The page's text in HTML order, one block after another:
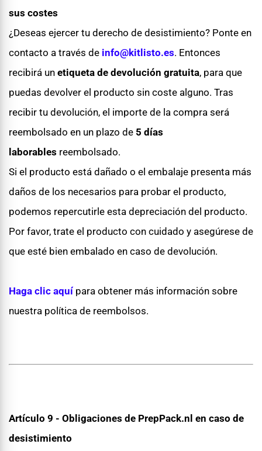
sus costes
¿Deseas ejercer tu derecho de desistimiento? Ponte en
contacto a través de info@kitlisto.es. Entonces
recibirá un etiqueta de devolución gratuita, para que
puedas devolver el producto sin coste alguno. Tras
recibir tu devolución, el importe de la compra será
reembolsado en un plazo de 5 días
laborables reembolsado.
Si el producto está dañado o el embalaje presenta más
daños de los necesarios para probar el producto,
podemos repercutirle esta depreciación del producto.
Por favor, trate el producto con cuidado y asegúrese de
que esté bien embalado en caso de devolución.
Haga clic aquí para obtener más información sobre
nuestra política de reembolsos.
Artículo 9 - Obligaciones de PrepPack.nl en caso de
desistimiento